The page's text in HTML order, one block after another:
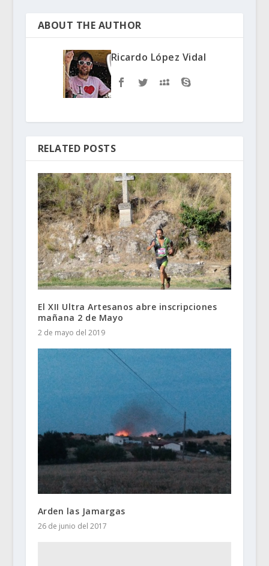
ABOUT THE AUTHOR
Ricardo López Vidal
RELATED POSTS
El XII Ultra Artesanos abre inscripciones
mañana 2 de Mayo
2 de mayo del 2019
Arden las Jamargas
26 de junio del 2017